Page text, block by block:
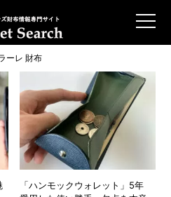
ーレ 財布
「ハンモックウォレット」5年